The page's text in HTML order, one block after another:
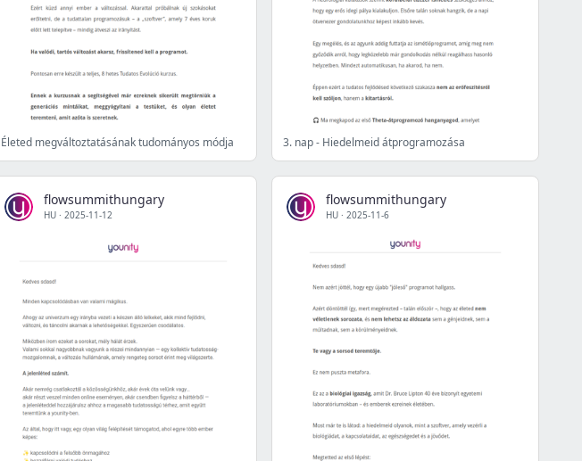
Életed megváltoztatásának tudományos módja 3. nap - Hiedelmeid átprogramozása
flowsummithungary
HU · 2025-11-12
flowsummithungary
HU · 2025-11-6